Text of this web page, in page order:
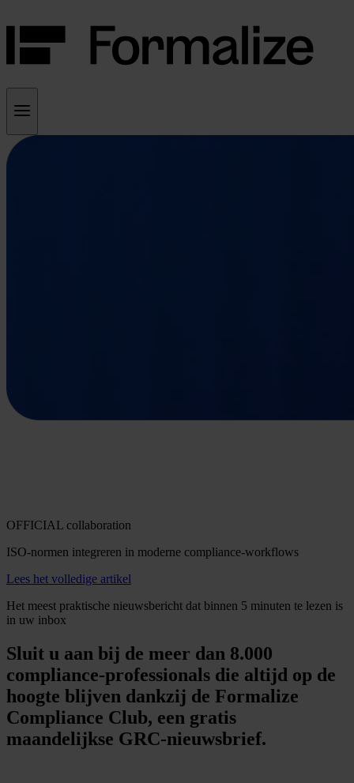
OFFICIAL collaboration
ISO-normen integreren in moderne compliance-workflows
Lees het volledige artikel
Het meest praktische nieuwsbericht dat binnen 5 minuten te lezen is
in uw inbox
Sluit u aan bij de meer dan 8.000
compliance-professionals die altijd op de
hoogte blijven dankzij de Formalize
Compliance Club, een gratis
maandelijkse GRC-nieuwsbrief.